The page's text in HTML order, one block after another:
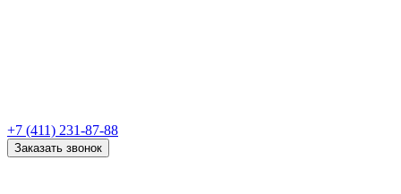
+7 (411) 231-87-88
Заказать звонок